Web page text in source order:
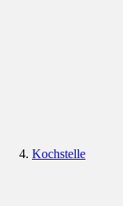
Kochstelle